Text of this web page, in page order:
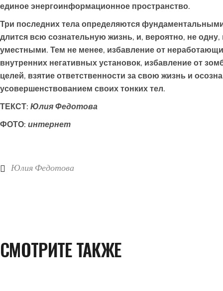
единое энергоинформационное пространство.
Три последних тела определяются
длится всю сознательную жизнь, и, вероятно, не
уместными. Тем не менее, избавление от
внутренних негативных установок, избавление от
целей, взятие ответственности за свою жизнь и
усовершенствованием своих тонких тел.
ТЕКСТ: Юлия Федотова
ФОТО: интернет
Юлия Федотова
СМОТРИТЕ ТАКЖЕ